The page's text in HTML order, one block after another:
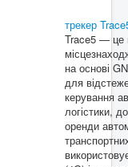
трекер
Trace5 — це
на основі
для
керування
логістики,
оренди